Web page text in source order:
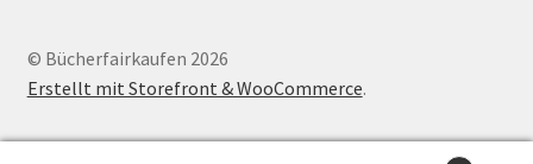
© Bücherfairkaufen 2026
Erstellt mit Storefront & WooCommerce.